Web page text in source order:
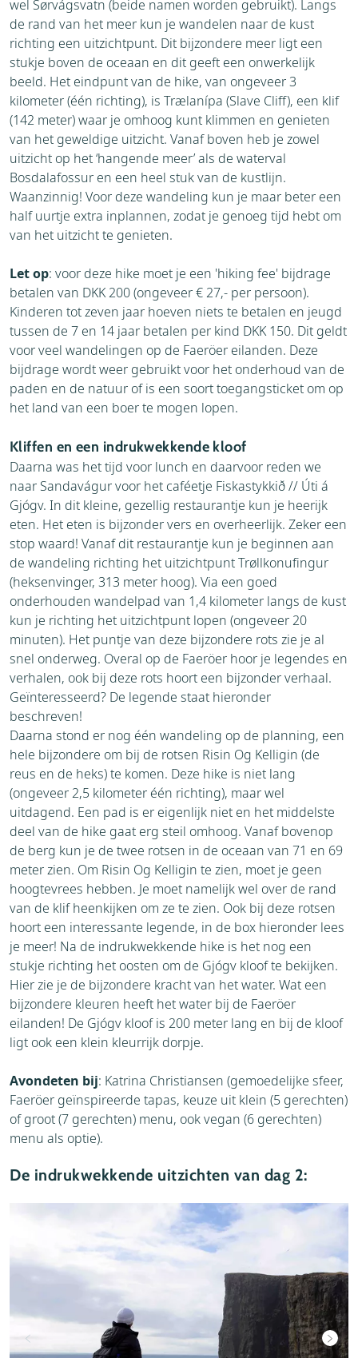
wel Sørvágsvatn (beide namen worden gebruikt). Langs
de rand van het meer kun je wandelen naar de kust
richting een uitzichtpunt. Dit bijzondere meer ligt een
stukje boven de oceaan en dit geeft een onwerkelijk
beeld. Het eindpunt van de hike, van ongeveer 3
kilometer (één richting), is Trælanípa (Slave Cliff), een klif
(142 meter) waar je omhoog kunt klimmen en genieten
van het geweldige uitzicht. Vanaf boven heb je zowel
uitzicht op het ‘hangende meer’ als de waterval
Bosdalafossur en een heel stuk van de kustlijn.
Waanzinnig! Voor deze wandeling kun je maar beter een
half uurtje extra inplannen, zodat je genoeg tijd hebt om
van het uitzicht te genieten.
Let op: voor deze hike moet je een 'hiking fee' bijdrage
betalen van DKK 200 (ongeveer € 27,- per persoon).
Kinderen tot zeven jaar hoeven niets te betalen en jeugd
tussen de 7 en 14 jaar betalen per kind DKK 150. Dit geldt
voor veel wandelingen op de Faeröer eilanden. Deze
bijdrage wordt weer gebruikt voor het onderhoud van de
paden en de natuur of is een soort toegangsticket om op
het land van een boer te mogen lopen.
Kliffen en een indrukwekkende kloof
Daarna was het tijd voor lunch en daarvoor reden we
naar Sandavágur voor het caféetje Fiskastykkið // Úti á
Gjógv. In dit kleine, gezellig restaurantje kun je heerijk
eten. Het eten is bijzonder vers en overheerlijk. Zeker een
stop waard! Vanaf dit restaurantje kun je beginnen aan
de wandeling richting het uitzichtpunt Trøllkonufingur
(heksenvinger, 313 meter hoog). Via een goed
onderhouden wandelpad van 1,4 kilometer langs de kust
kun je richting het uitzichtpunt lopen (ongeveer 20
minuten). Het puntje van deze bijzondere rots zie je al
snel onderweg. Overal op de Faeröer hoor je legendes en
verhalen, ook bij deze rots hoort een bijzonder verhaal.
Geïnteresseerd? De legende staat hieronder
beschreven!
Daarna stond er nog één wandeling op de planning, een
hele bijzondere om bij de rotsen Risin Og Kelligin (de
reus en de heks) te komen. Deze hike is niet lang
(ongeveer 2,5 kilometer één richting), maar wel
uitdagend. Een pad is er eigenlijk niet en het middelste
deel van de hike gaat erg steil omhoog. Vanaf bovenop
de berg kun je de twee rotsen in de oceaan van 71 en 69
meter zien. Om Risin Og Kelligin te zien, moet je geen
hoogtevrees hebben. Je moet namelijk wel over de rand
van de klif heenkijken om ze te zien. Ook bij deze rotsen
hoort een interessante legende, in de box hieronder lees
je meer! Na de indrukwekkende hike is het nog een
stukje richting het oosten om de Gjógv kloof te bekijken.
Hier zie je de bijzondere kracht van het water. Wat een
bijzondere kleuren heeft het water bij de Faeröer
eilanden! De Gjógv kloof is 200 meter lang en bij de kloof
ligt ook een klein kleurrijk dorpje.
Avondeten bij: Katrina Christiansen (gemoedelijke sfeer,
Faeröer geïnspireerde tapas, keuze uit klein (5 gerechten)
of groot (7 gerechten) menu, ook vegan (6 gerechten)
menu als optie).
De indrukwekkende uitzichten van dag 2: